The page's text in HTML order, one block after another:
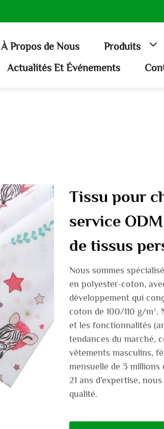
À Propos de Nous
Produits
Actualités Et Événements
Tissu pour
service
de tissus
Nous sommes
en polyester-coton,
développement qui
coton de 100/110 g/
et les fonctionnalités
tendances du marché,
vêtements masculins,
mensuelle de 3 millions
21 ans d’expertise,
qualité.